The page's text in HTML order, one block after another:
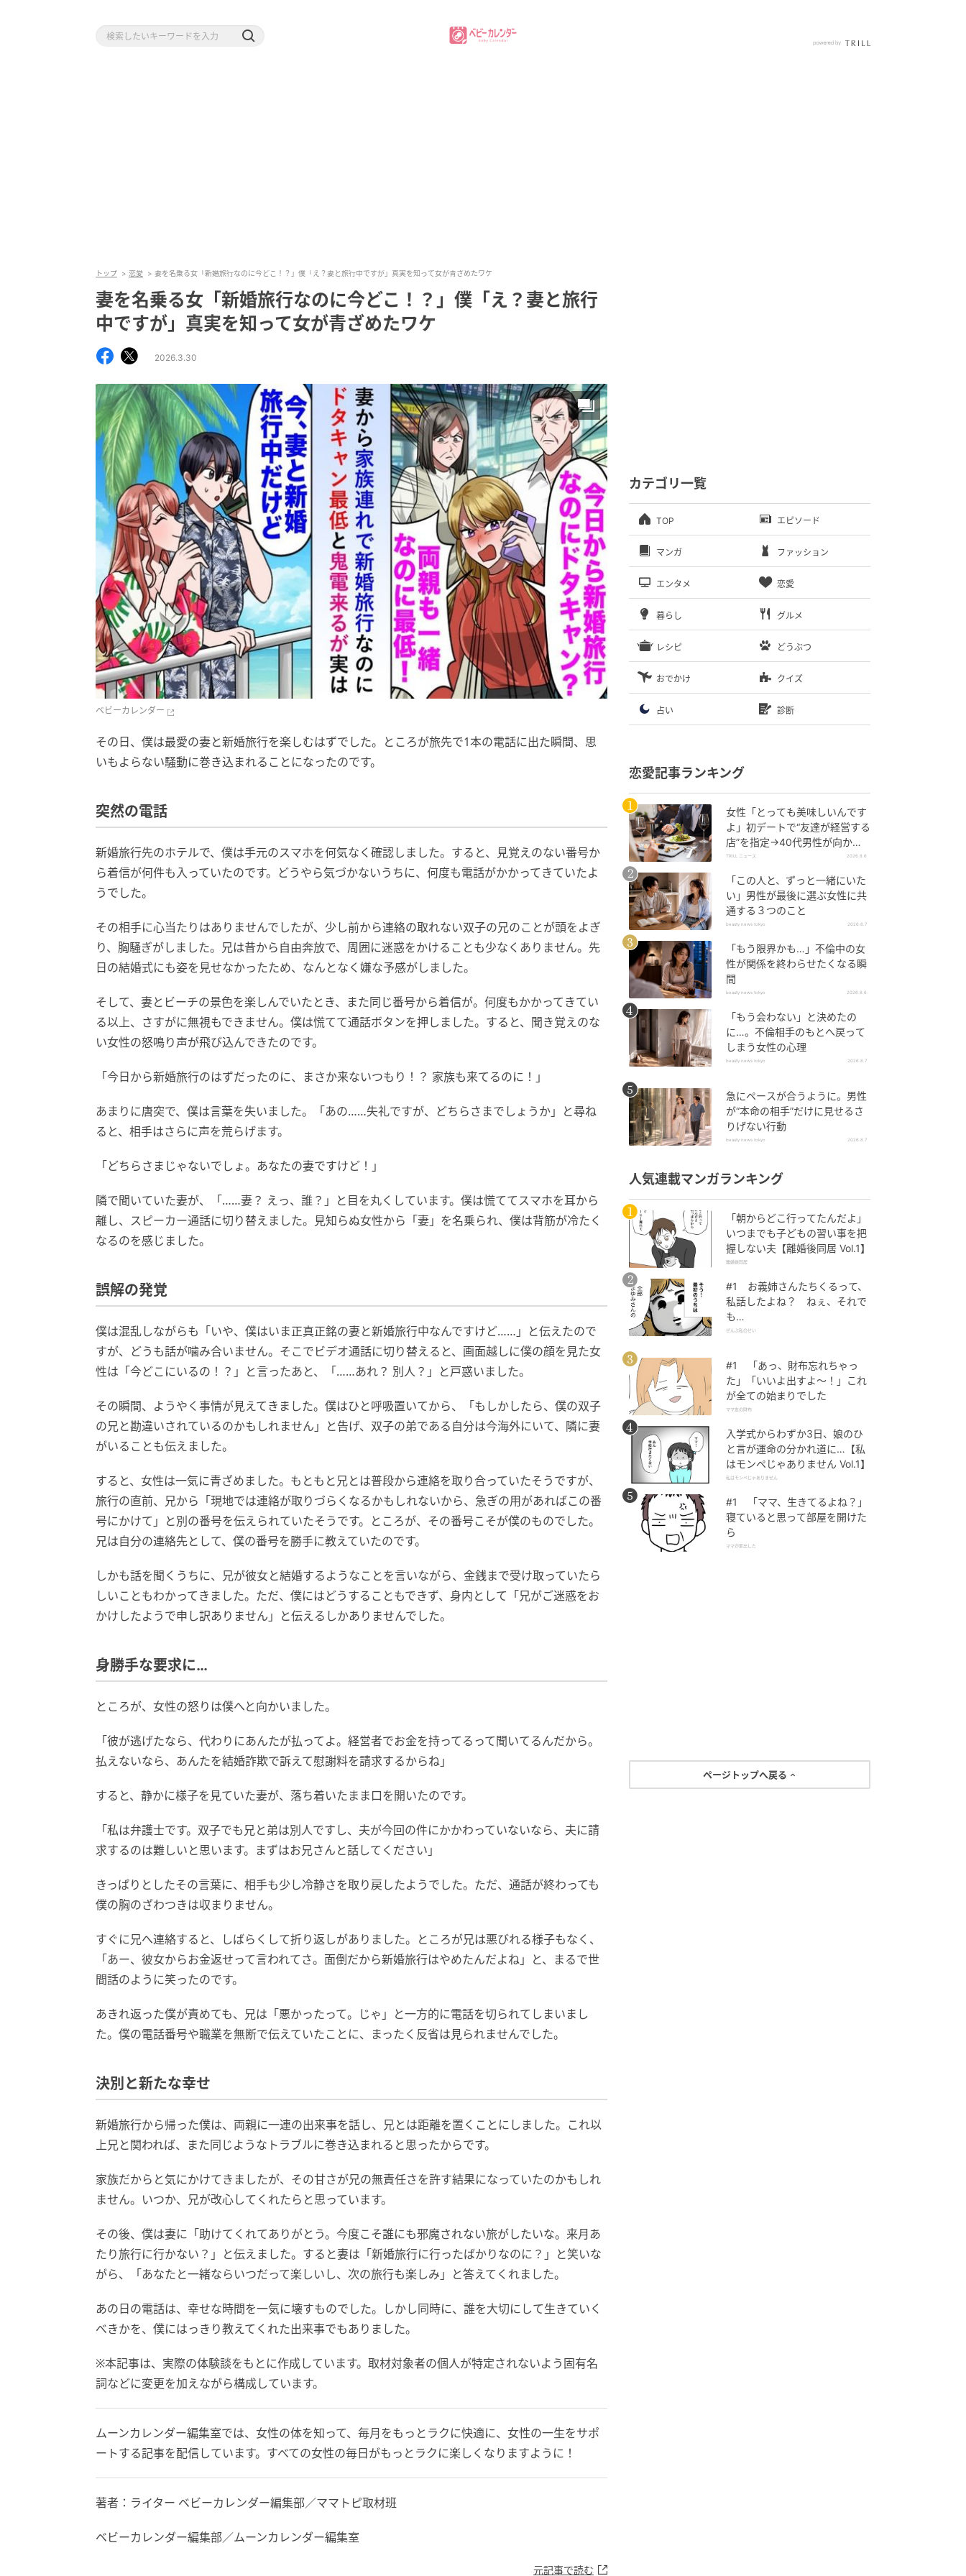
トップ 恋愛 妻を名乗る女「新婚旅行なのに今どこ！？」僕「え？妻と旅行中ですが」真実を知って女が青ざめたワケ
妻を名乗る女「新婚旅行なのに今どこ！？」僕「え？妻と旅行
中ですが」真実を知って女が青ざめたワケ
2026.3.30
ベビーカレンダー
その日、僕は最愛の妻と新婚旅行を楽しむはずでした。ところが旅先で1本の電話に出た瞬間、思
いもよらない騒動に巻き込まれることになったのです。
突然の電話
新婚旅行先のホテルで、僕は手元のスマホを何気なく確認しました。すると、見覚えのない番号か
ら着信が何件も入っていたのです。どうやら気づかないうちに、何度も電話がかかってきていたよ
うでした。
その相手に心当たりはありませんでしたが、少し前から連絡の取れない双子の兄のことが頭をよぎ
り、胸騒ぎがしました。兄は昔から自由奔放で、周囲に迷惑をかけることも少なくありません。先
日の結婚式にも姿を見せなかったため、なんとなく嫌な予感がしました。
そして、妻とビーチの景色を楽しんでいたとき、また同じ番号から着信が。何度もかかってきてい
る以上、さすがに無視もできません。僕は慌てて通話ボタンを押しました。すると、聞き覚えのな
い女性の怒鳴り声が飛び込んできたのです。
「今日から新婚旅行のはずだったのに、まさか来ないつもり！？ 家族も来てるのに！」
あまりに唐突で、僕は言葉を失いました。「あの……失礼ですが、どちらさまでしょうか」と尋ね
ると、相手はさらに声を荒らげます。
「どちらさまじゃないでしょ。あなたの妻ですけど！」
隣で聞いていた妻が、「……妻？ えっ、誰？」と目を丸くしています。僕は慌ててスマホを耳から
離し、スピーカー通話に切り替えました。見知らぬ女性から「妻」を名乗られ、僕は背筋が冷たく
なるのを感じました。
誤解の発覚
僕は混乱しながらも「いや、僕はいま正真正銘の妻と新婚旅行中なんですけど……」と伝えたので
すが、どうも話が噛み合いません。そこでビデオ通話に切り替えると、画面越しに僕の顔を見た女
性は「今どこにいるの！？」と言ったあと、「……あれ？ 別人？」と戸惑いました。
その瞬間、ようやく事情が見えてきました。僕はひと呼吸置いてから、「もしかしたら、僕の双子
の兄と勘違いされているのかもしれません」と告げ、双子の弟である自分は今海外にいて、隣に妻
がいることも伝えました。
すると、女性は一気に青ざめました。もともと兄とは普段から連絡を取り合っていたそうですが、
旅行の直前、兄から「現地では連絡が取りづらくなるかもしれないから、急ぎの用があればこの番
号にかけて」と別の番号を伝えられていたそうです。ところが、その番号こそが僕のものでした。
兄は自分の連絡先として、僕の番号を勝手に教えていたのです。
しかも話を聞くうちに、兄が彼女と結婚するようなことを言いながら、金銭まで受け取っていたら
しいこともわかってきました。ただ、僕にはどうすることもできず、身内として「兄がご迷惑をお
かけしたようで申し訳ありません」と伝えるしかありませんでした。
身勝手な要求に…
ところが、女性の怒りは僕へと向かいました。
「彼が逃げたなら、代わりにあんたが払ってよ。経営者でお金を持ってるって聞いてるんだから。
払えないなら、あんたを結婚詐欺で訴えて慰謝料を請求するからね」
すると、静かに様子を見ていた妻が、落ち着いたまま口を開いたのです。
「私は弁護士です。双子でも兄と弟は別人ですし、夫が今回の件にかかわっていないなら、夫に請
求するのは難しいと思います。まずはお兄さんと話してください」
きっぱりとしたその言葉に、相手も少し冷静さを取り戻したようでした。ただ、通話が終わっても
僕の胸のざわつきは収まりません。
すぐに兄へ連絡すると、しばらくして折り返しがありました。ところが兄は悪びれる様子もなく、
「あー、彼女からお金返せって言われてさ。面倒だから新婚旅行はやめたんだよね」と、まるで世
間話のように笑ったのです。
あきれ返った僕が責めても、兄は「悪かったって。じゃ」と一方的に電話を切られてしまいまし
た。僕の電話番号や職業を無断で伝えていたことに、まったく反省は見られませんでした。
決別と新たな幸せ
新婚旅行から帰った僕は、両親に一連の出来事を話し、兄とは距離を置くことにしました。これ以
上兄と関われば、また同じようなトラブルに巻き込まれると思ったからです。
家族だからと気にかけてきましたが、その甘さが兄の無責任さを許す結果になっていたのかもしれ
ません。いつか、兄が改心してくれたらと思っています。
その後、僕は妻に「助けてくれてありがとう。今度こそ誰にも邪魔されない旅がしたいな。来月あ
たり旅行に行かない？」と伝えました。すると妻は「新婚旅行に行ったばかりなのに？」と笑いな
がら、「あなたと一緒ならいつだって楽しいし、次の旅行も楽しみ」と答えてくれました。
あの日の電話は、幸せな時間を一気に壊すものでした。しかし同時に、誰を大切にして生きていく
べきかを、僕にはっきり教えてくれた出来事でもありました。
※本記事は、実際の体験談をもとに作成しています。取材対象者の個人が特定されないよう固有名
詞などに変更を加えながら構成しています。
ムーンカレンダー編集室では、女性の体を知って、毎月をもっとラクに快適に、女性の一生をサポ
ートする記事を配信しています。すべての女性の毎日がもっとラクに楽しくなりますように！
著者：ライター ベビーカレンダー編集部／ママトピ取材班
ベビーカレンダー編集部／ムーンカレンダー編集室
元記事で読む
カテゴリ一覧
TOP エピソード
マンガ ファッション
エンタメ 恋愛
暮らし グルメ
レシピ どうぶつ
おでかけ クイズ
占い 診断
恋愛記事ランキング
女性「とっても美味しいんです
よ」初デートで“友達が経営する
店”を指定→40代男性が向かう
が…待ち受けていた“悲惨な結
TRILL ニュース 2026.8.6
「この人と、ずっと一緒にいた
い」男性が最後に選ぶ女性に共
通する３つのこと
beauty news tokyo 2026.8.7
「もう限界かも…」不倫中の女
性が関係を終わらせたくなる瞬
間
beauty news tokyo 2026.8.6
「もう会わない」と決めたの
に…。不倫相手のもとへ戻って
しまう女性の心理
beauty news tokyo 2026.8.7
急にペースが合うように。男性
が“本命の相手”だけに見せるさ
りげない行動
beauty news tokyo 2026.8.7
人気連載マンガランキング
「朝からどこ行ってたんだよ」
いつまでも子どもの習い事を把
握しない夫【離婚後同居 Vol.1】
離婚後同居
#1 お義姉さんたちくるって、
私話したよね？ ねぇ、それで
も…
ぜんぶ私のせい
#1 「あっ、財布忘れちゃっ
た」「いいよ出すよ〜！」これ
が全ての始まりでした
ママ友の財布
入学式からわずか3日、娘のひ
と言が運命の分かれ道に…【私
はモンペじゃありません Vol.1】
私はモンペじゃありません
#1 「ママ、生きてるよね？」
寝ていると思って部屋を開けた
ら
ママが家出した
ページトップへ戻る